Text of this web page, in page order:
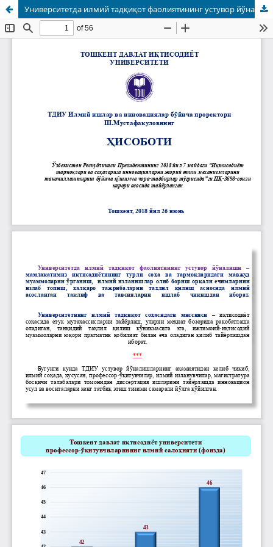
Университетда илмий тадқиқот фаолиятининг устувор йўналиши (Hisobot)